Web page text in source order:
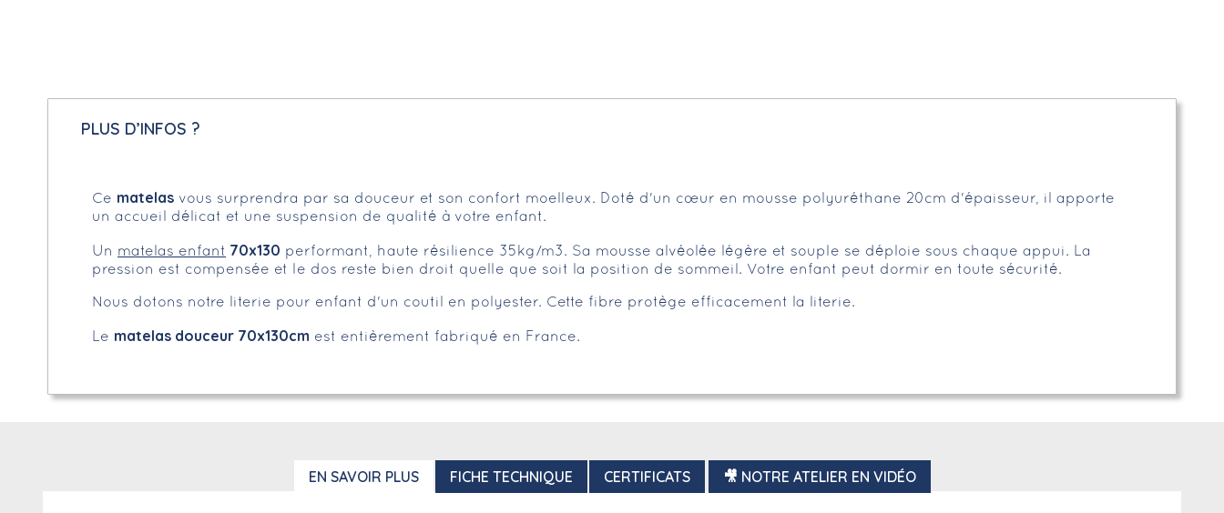
PLUS D’INFOS ?
Ce matelas vous surprendra par sa douceur et son confort moelleux. Doté d'un cœur en mousse polyuréthane 20cm d'épaisseur, il apporte
un accueil délicat et une suspension de qualité à votre enfant.
Un matelas enfant 70x130 performant, haute résilience 35kg/m3. Sa mousse alvéolée légère et souple se déploie sous chaque appui. La
pression est compensée et le dos reste bien droit quelle que soit la position de sommeil. Votre enfant peut dormir en toute sécurité.
Nous dotons notre literie pour enfant d'un coutil en polyester. Cette fibre protège efficacement la literie.
Le matelas douceur 70x130cm est entièrement fabriqué en France.
EN SAVOIR PLUS FICHE TECHNIQUE CERTIFICATS 🎥 NOTRE ATELIER EN VIDÉO